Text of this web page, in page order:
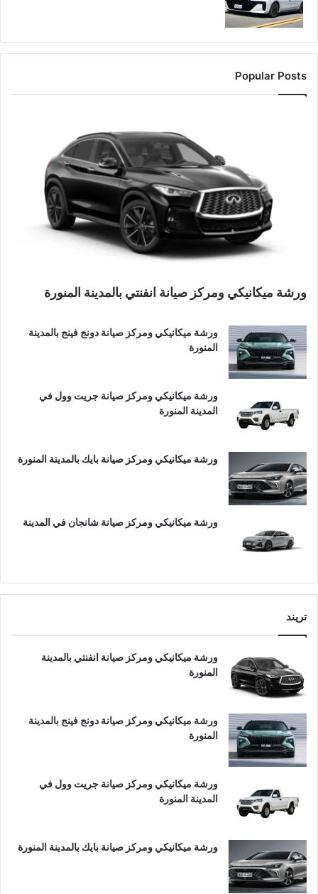
Popular Posts
ورشة ميكانيكي ومركز صيانة انفنتي بالمدينة المنورة
ورشة ميكانيكي ومركز صيانة دونج فينج بالمدينة
المنورة
ورشة ميكانيكي ومركز صيانة جريت وول في
المدينة المنورة
ورشة ميكانيكي ومركز صيانة بايك بالمدينة المنورة
ورشة ميكانيكي ومركز صيانة شانجان في المدينة
تريند
ورشة ميكانيكي ومركز صيانة انفنتي بالمدينة
المنورة
ورشة ميكانيكي ومركز صيانة دونج فينج بالمدينة
المنورة
ورشة ميكانيكي ومركز صيانة جريت وول في
المدينة المنورة
ورشة ميكانيكي ومركز صيانة بايك بالمدينة المنورة